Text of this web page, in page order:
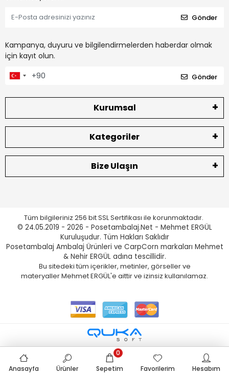
Gönder
Kampanya, duyuru ve bilgilendirmelerden haberdar olmak
için kayıt olun.
Gönder
Kurumsal
Kategoriler
Bize Ulaşın
Tüm bilgileriniz 256 bit SSL Sertifikası ile korunmaktadır.
© 24.05.2019 - 2026 - Posetambalaj.Net - Mehmet ERGÜL
Kuruluşudur. Tüm Hakları Saklıdır
Posetambalaj Ambalaj Ürünleri ve CarpCorn markaları Mehmet
& Nehir ERGÜL adına tescillidir.
Bu sitedeki tüm içerikler, metinler, görseller ve
materyaller Mehmet ERGÜL'e aittir ve izinsiz kullanılamaz.
Anasayfa Ürünler Sepetim
0
Favorilerim
Hesabım